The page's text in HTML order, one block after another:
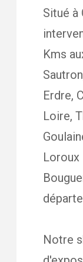
Situé à
Kms
Erdre,
Loire,
Loroux
Notre